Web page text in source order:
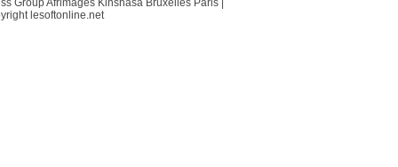
Group Afrimages Kinshasa Bruxelles Paris |
lesoftonline.net